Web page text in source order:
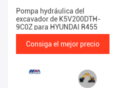
Pompa hydráulica del
excavador de K5V200DTH-
9C0Z para HYUNDAI R455
Consiga el mejor precio